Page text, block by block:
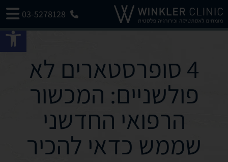
03-5278128
4 סופרסטארים לא
פולשניים: המכשור
הרפואי החדשני
שממש כדאי להכיר